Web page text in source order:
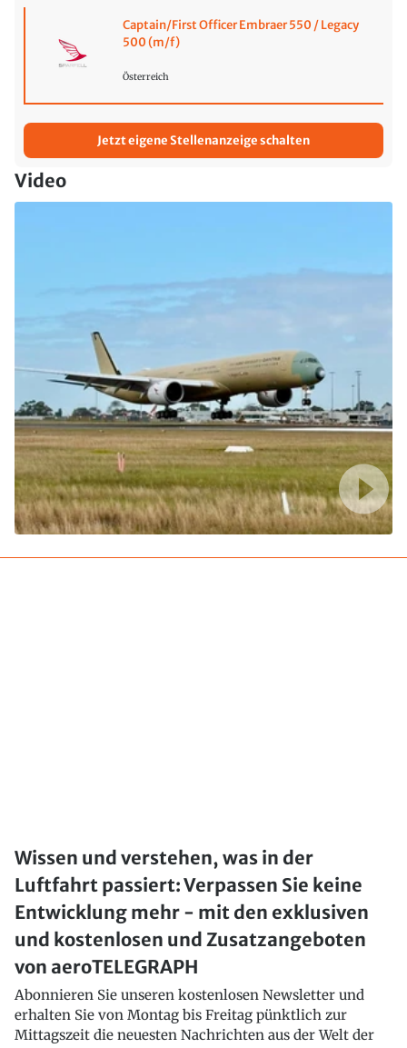
Captain/First Officer Embraer 550 / Legacy
500 (m/f)
Österreich
Jetzt eigene Stellenanzeige schalten
Video
Wissen und verstehen, was in der
Luftfahrt passiert: Verpassen Sie keine
Entwicklung mehr - mit den exklusiven
und kostenlosen und Zusatzangeboten
von aeroTELEGRAPH
Abonnieren Sie unseren kostenlosen Newsletter und
erhalten Sie von Montag bis Freitag pünktlich zur
Mittagszeit die neuesten Nachrichten aus der Welt der